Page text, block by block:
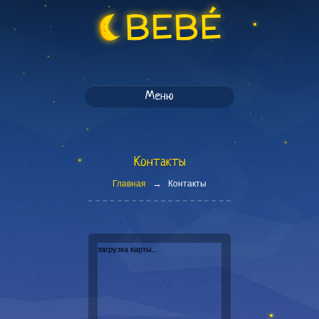
Меню
Контакты
Главная → Контакты
загрузка карты...